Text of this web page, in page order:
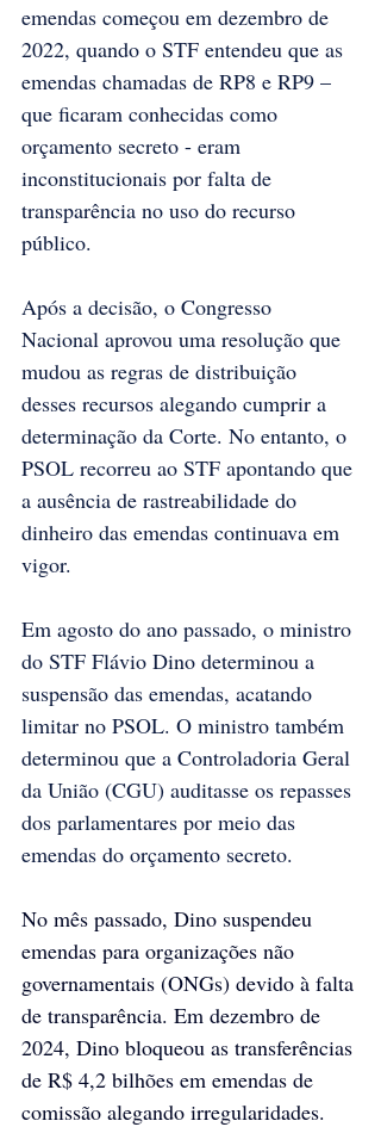
emendas começou em dezembro de
2022, quando o STF entendeu que as
emendas chamadas de RP8 e RP9 –
que ficaram conhecidas como
orçamento secreto - eram
inconstitucionais por falta de
transparência no uso do recurso
público.
Após a decisão, o Congresso
Nacional aprovou uma resolução que
mudou as regras de distribuição
desses recursos alegando cumprir a
determinação da Corte. No entanto, o
PSOL recorreu ao STF apontando que
a ausência de rastreabilidade do
dinheiro das emendas continuava em
vigor.
Em agosto do ano passado, o ministro
do STF Flávio Dino determinou a
suspensão das emendas, acatando
limitar no PSOL. O ministro também
determinou que a Controladoria Geral
da União (CGU) auditasse os repasses
dos parlamentares por meio das
emendas do orçamento secreto.
No mês passado, Dino suspendeu
emendas para organizações não
governamentais (ONGs) devido à falta
de transparência. Em dezembro de
2024, Dino bloqueou as transferências
de R$ 4,2 bilhões em emendas de
comissão alegando irregularidades.